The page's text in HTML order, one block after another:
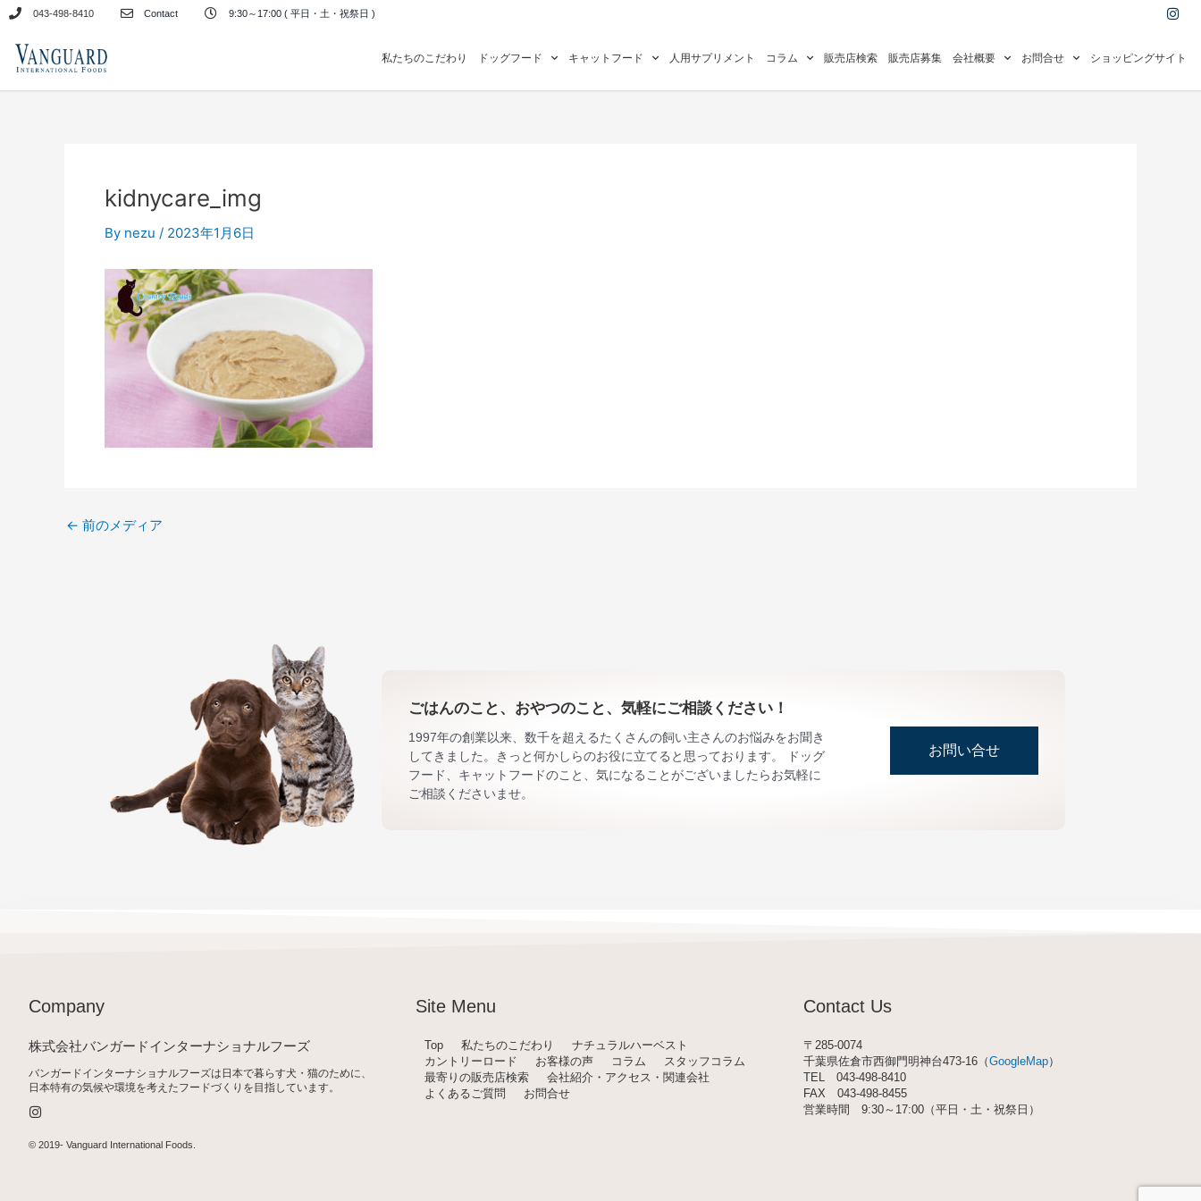
キ
043-498-8410 Contact 9:30～17:00 ( 平日・土・祝祭日 ) I
n
a
r
私たちのこだわり ドッグフード キャットフード 人用サプリメント コラム 販売店検索 販売店募集 会社概要 お問合せ ショッピングサイト
kidnycare_img
By nezu / 2023年1月6日
← 前のメディア
ごはんのこと、おやつのこと、気軽にご相談ください！
1997年の創業以来、数千を超えるたくさんの飼い主さんのお悩みをお聞き
してきました。きっと何かしらのお役に立てると思っております。 ドッグ
フード、キャットフードのこと、気になることがございましたらお気軽に
ご相談くださいませ。
お問い合せ
Company
株式会社バンガードインターナショナルフーズ
バンガードインターナショナルフーズは日本で暮らす犬・猫のために、
日本特有の気候や環境を考えたフードづくりを目指しています。
n
t
a
© 2019- Vanguard International Foods
Site Menu
Top 私たちのこだわり
ナチュラルハーベスト
カントリーロード
お客様の声 コラム
スタッフコラム
最寄りの販売店検索
会社紹介・アクセス・関連会社
よくあるご質問
お問合せ
Contact Us
〒285-0074
千葉県佐倉市西御門明神台473-16（GoogleMap）
TEL 043-498-8410
FAX 043-498-8455
営業時間 9:30～17:00（平日・土・祝祭日）